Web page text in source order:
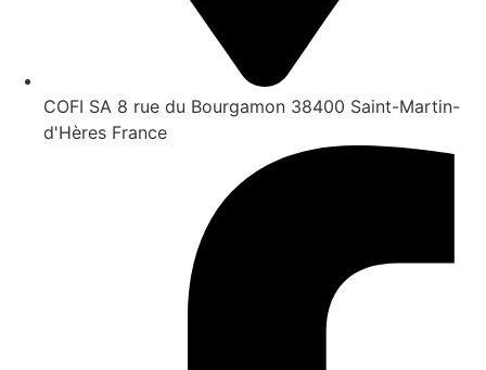
COFI SA 8 rue du Bourgamon 38400 Saint-Martin-
d'Hères France